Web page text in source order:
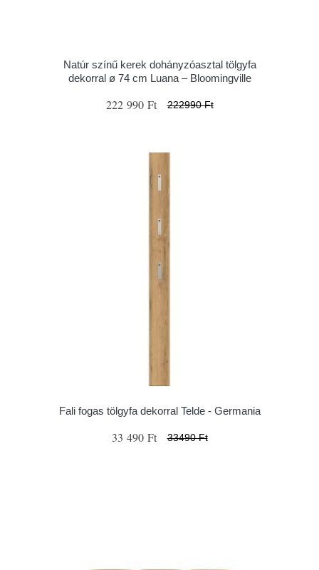
Natúr színű kerek dohányzóasztal tölgyfa
dekorral ø 74 cm Luana – Bloomingville
222 990 Ft 222990 Ft
Fali fogas tölgyfa dekorral Telde - Germania
33 490 Ft 33490 Ft